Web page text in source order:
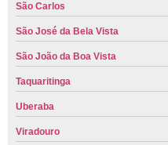
São Carlos
São José da Bela Vista
São João da Boa Vista
Taquaritinga
Uberaba
Viradouro